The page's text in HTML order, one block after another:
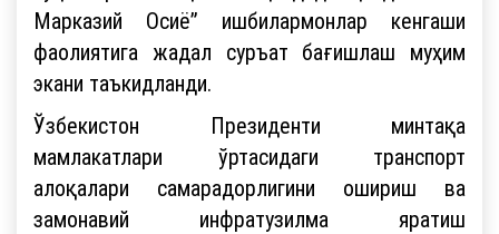
Марказий Осиё” ишбилармонлар кенгаши
фаолиятига жадал суръат бағишлаш муҳим
экани таъкидланди.
Ўзбекистон Президенти минтақа
мамлакатлари ўртасидаги транспорт
алоқалари самарадорлигини ошириш ва
замонавий инфратузилма яратиш